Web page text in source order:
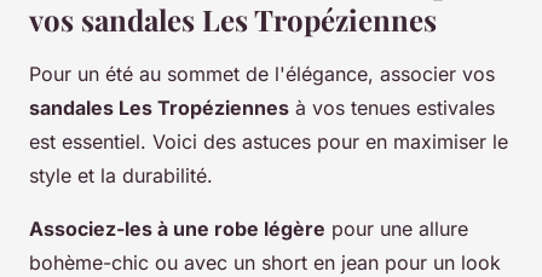
vos sandales Les Tropéziennes
Pour un été au sommet de l'élégance, associer vos
sandales Les Tropéziennes à vos tenues estivales
est essentiel. Voici des astuces pour en maximiser le
style et la durabilité.
Associez-les à une robe légère pour une allure
bohème-chic ou avec un short en jean pour un look